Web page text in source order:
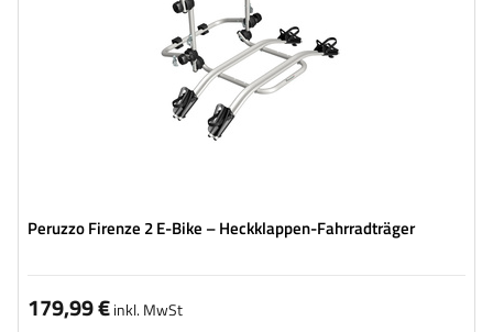
Peruzzo Firenze 2 E-Bike – Heckklappen-Fahrradträger
179,99 €inkl. MwSt